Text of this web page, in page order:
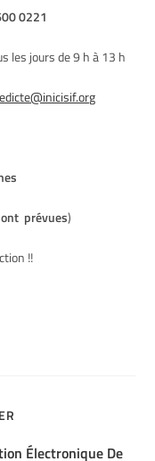
0221
les jours de 9 h à 13 h
prévues)
!!
Électronique De